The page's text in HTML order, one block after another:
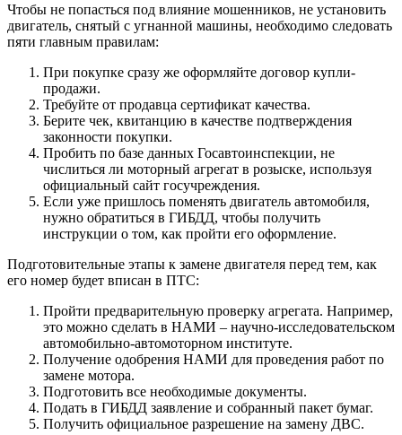
Чтобы не попасться под влияние мошенников, не установить
двигатель, снятый с угнанной машины, необходимо следовать
пяти главным правилам:
При покупке сразу же оформляйте договор купли-
продажи.
Требуйте от продавца сертификат качества.
Берите чек, квитанцию в качестве подтверждения
законности покупки.
Пробить по базе данных Госавтоинспекции, не
числиться ли моторный агрегат в розыске, используя
официальный сайт госучреждения.
Если уже пришлось поменять двигатель автомобиля,
нужно обратиться в ГИБДД, чтобы получить
инструкции о том, как пройти его оформление.
Подготовительные этапы к замене двигателя перед тем, как
его номер будет вписан в ПТС:
Пройти предварительную проверку агрегата. Например,
это можно сделать в НАМИ – научно-исследовательском
автомобильно-автомоторном институте.
Получение одобрения НАМИ для проведения работ по
замене мотора.
Подготовить все необходимые документы.
Подать в ГИБДД заявление и собранный пакет бумаг.
Получить официальное разрешение на замену ДВС.